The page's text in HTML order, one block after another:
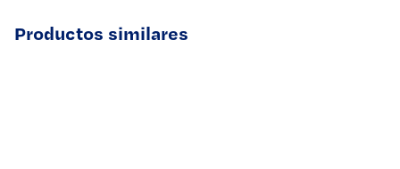
Productos similares